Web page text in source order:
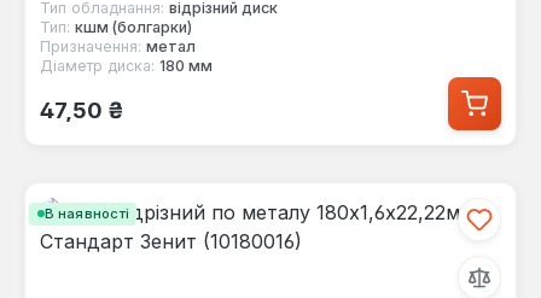
Тип обладнання: відрізний диск
Тип: кшм (болгарки)
Призначення: метал
Діаметр диска: 180 мм
Звичайна ціна:
47,50 ₴
В наявності